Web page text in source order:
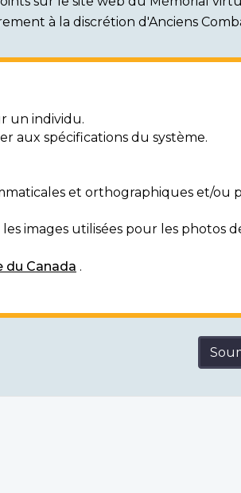
à la discrétion d'Anciens
un individu.
aux spécifications du système.
et orthographiques et/
images utilisées pour les photos
du Canada .